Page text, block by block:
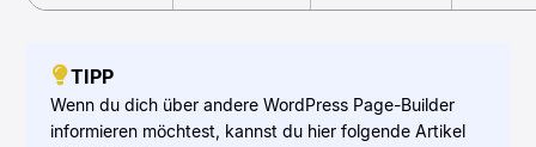
TIPP
Wenn du dich über andere WordPress Page-Builder
informieren möchtest, kannst du hier folgende Artikel